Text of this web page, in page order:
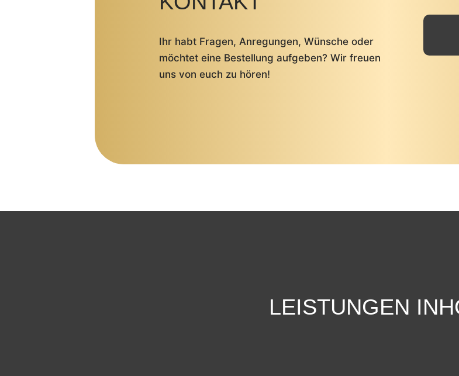
Ihr habt Fragen, Anregungen, Wünsche oder
möchtet eine Bestellung aufgeben? Wir freuen
uns von euch zu hören!
LEISTUNGEN